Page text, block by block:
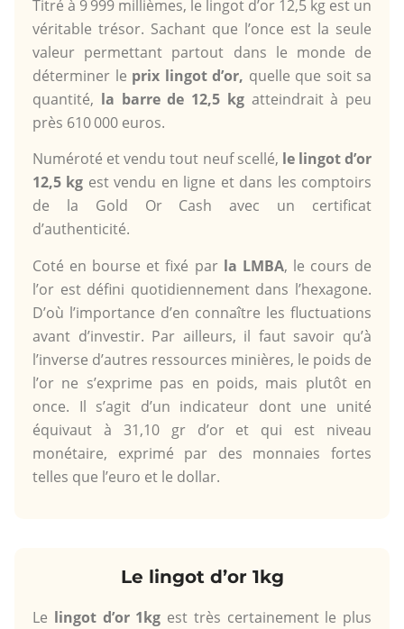
Titré à 9 999 millièmes, le lingot d’or 12,5 kg est un
véritable trésor. Sachant que l’once est la seule
valeur permettant partout dans le monde de
déterminer le prix lingot d’or, quelle que soit sa
quantité, la barre de 12,5 kgatteindrait à peu
près 610 000 euros.
Numéroté et vendu tout neuf scellé, le lingot d’or
12,5 kg est vendu en ligne et dans les comptoirs
de la Gold Or Cash avec un certificat
d’authenticité.
Coté en bourse et fixé par la LMBA, le cours de
l’or est défini quotidiennement dans l’hexagone.
D’où l’importance d’en connaître les fluctuations
avant d’investir. Par ailleurs, il faut savoir qu’à
l’inverse d’autres ressources minières, le poids de
l’or ne s’exprime pas en poids, mais plutôt en
once. Il s’agit d’un indicateur dont une unité
équivaut à 31,10 gr d’or et qui est niveau
monétaire, exprimé par des monnaies fortes
telles que l’euro et le dollar.
Le lingot d’or 1kg
Le lingot d’or 1kg est très certainement le plus